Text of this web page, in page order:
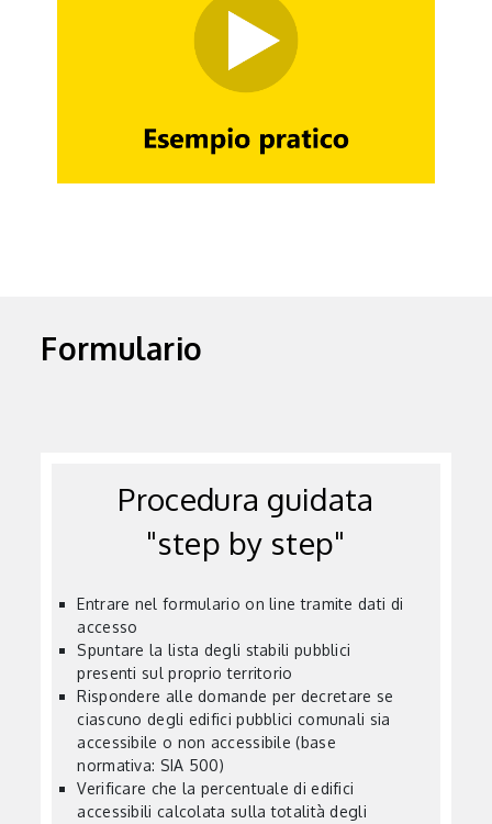
Formulario
Procedura guidata
"step by step"
Entrare nel formulario on line tramite dati di
accesso
Spuntare la lista degli stabili pubblici
presenti sul proprio territorio
Rispondere alle domande per decretare se
ciascuno degli edifici pubblici comunali sia
accessibile o non accessibile (base
normativa: SIA 500)
Verificare che la percentuale di edifici
accessibili calcolata sulla totalità degli